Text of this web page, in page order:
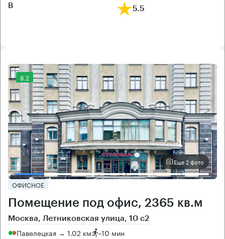
B 5.5
8.2
Еще 2 фото
ОФИСНОЕ
Помещение под офис, 2365 кв.м
Москва, Летниковская улица, 10 с2
Павелецкая → 1.02 км ~10 мин